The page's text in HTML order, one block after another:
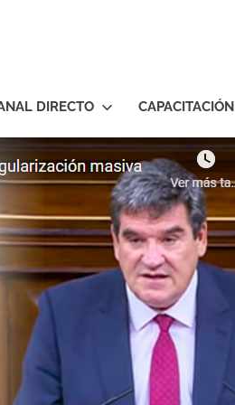
DIRECTO CAPACITACIÓN